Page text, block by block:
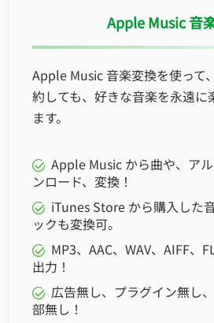
Apple Music 音
Apple Music 音楽変換を使って
約しても、好きな音楽を永遠に
ます。
Apple Music から曲や、ア
ンロード、変換！
iTunes Store から購入した
ックも変換可。
MP3、AAC、WAV、AIFF、
出力！
広告無し、プラグイン無し
部無し！